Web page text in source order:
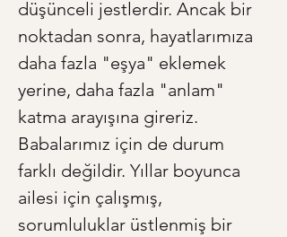
düşünceli jestlerdir. Ancak bir
noktadan sonra, hayatlarımıza
daha fazla "eşya" eklemek
yerine, daha fazla "anlam"
katma arayışına gireriz.
Babalarımız için de durum
farklı değildir. Yıllar boyunca
ailesi için çalışmış,
sorumluluklar üstlenmiş bir